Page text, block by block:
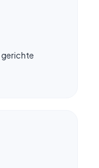
gerichte